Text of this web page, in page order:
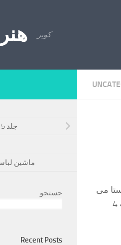
کویر
می
توان به این نکته اشاره کرد که هودهای آشپزخانه با توجه به قابلیت هایی که دارند به 4
جلد 5 مطلع انوار
ماشین
جستجو
Recent Posts